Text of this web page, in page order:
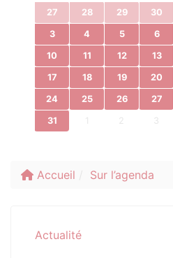
27 28 29 30
3 4 5 6
10 11 12 13
17 18 19 20
24 25 26 27
31 2 3
Accueil Sur l’agenda
Actualité